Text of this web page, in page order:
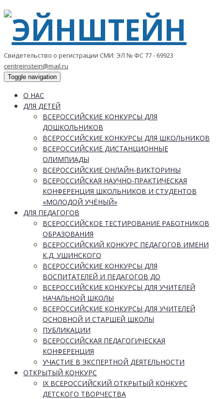
Свидетельство о регистрации СМИ: ЭЛ № ФС 77 - 69923
centreinstein@mail.ru
Toggle navigation
О НАС
ДЛЯ ДЕТЕЙ
ВСЕРОССИЙСКИЕ КОНКУРСЫ ДЛЯ
ДОШКОЛЬНИКОВ
ВСЕРОССИЙСКИЕ КОНКУРСЫ ДЛЯ ШКОЛЬНИКОВ
ВСЕРОССИЙСКИЕ ДИСТАНЦИОННЫЕ
ОЛИМПИАДЫ
ВСЕРОССИЙСКИЕ ОНЛАЙН-ВИКТОРИНЫ
ВСЕРОССИЙСКАЯ НАУЧНО-ПРАКТИЧЕСКАЯ
КОНФЕРЕНЦИЯ ШКОЛЬНИКОВ И СТУДЕНТОВ
«МОЛОДОЙ УЧЁНЫЙ»
ДЛЯ ПЕДАГОГОВ
ВСЕРОССИЙСКОЕ ТЕСТИРОВАНИЕ РАБОТНИКОВ
ОБРАЗОВАНИЯ
ВСЕРОССИЙСКИЙ КОНКУРС ПЕДАГОГОВ ИМЕНИ
К.Д. УШИНСКОГО
ВСЕРОССИЙСКИЕ КОНКУРСЫ ДЛЯ
ВОСПИТАТЕЛЕЙ И ПЕДАГОГОВ ДО
ВСЕРОССИЙСКИЕ КОНКУРСЫ ДЛЯ УЧИТЕЛЕЙ
НАЧАЛЬНОЙ ШКОЛЫ
ВСЕРОССИЙСКИЕ КОНКУРСЫ ДЛЯ УЧИТЕЛЕЙ
ОСНОВНОЙ И СТАРШЕЙ ШКОЛЫ
ПУБЛИКАЦИИ
ВСЕРОССИЙСКАЯ ПЕДАГОГИЧЕСКАЯ
КОНФЕРЕНЦИЯ
УЧАСТИЕ В ЭКСПЕРТНОЙ ДЕЯТЕЛЬНОСТИ
ОТКРЫТЫЙ КОНКУРС
IX ВСЕРОССИЙСКИЙ ОТКРЫТЫЙ КОНКУРС
ДЕТСКОГО ТВОРЧЕСТВА